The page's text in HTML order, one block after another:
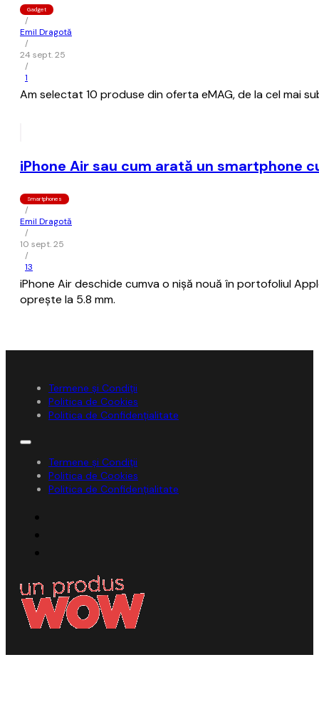
Gadget
/
Emil Dragotă
/
24 sept. 25
/
1
Am selectat 10 produse din oferta eMAG, de la cel mai
iPhone Air sau cum arată un smartphone
Smartphones
/
Emil Dragotă
/
10 sept. 25
/
13
iPhone Air deschide cumva o nișă nouă în portofoliul
oprește la 5.8 mm.
Termene și Condiții
Politica de Cookies
Politica de Confidențialitate
Termene și Condiții
Politica de Cookies
Politica de Confidențialitate